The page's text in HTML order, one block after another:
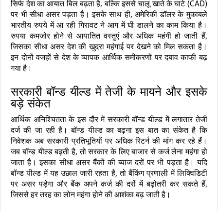
सिर्फ देश का आयात बिल बढ़ता है, बल्कि इससे चालू खाते के घाटे (CAD)
पर भी सीधा असर पड़ता है। इसके साथ ही, अमेरिकी डॉलर के मुकाबले
भारतीय रुपये में आ रही गिरावट ने आग में घी डालने का काम किया है।
रुपया कमजोर होने से आयातित वस्तुएं और अधिक महंगी हो जाती हैं,
जिसका सीधा असर देश की खुदरा महंगाई पर देखने को मिल सकता है।
इन दोनों वजहों से देश के व्यापक आर्थिक समीकरणों पर दबाव काफी बढ़
गया है।
सरकारी बॉन्ड यील्ड में तेजी के मायने और इसके
बड़े संकेत
आर्थिक अनिश्चितता के इस दौर में सरकारी बॉन्ड यील्ड में लगातार तेजी
दर्ज की जा रही है। बॉन्ड यील्ड का बढ़ना इस बात का संकेत है कि
निवेशक अब सरकारी प्रतिभूतियों पर अधिक रिटर्न की मांग कर रहे हैं।
जब बॉन्ड यील्ड बढ़ती है, तो सरकार के लिए बाजार से कर्ज लेना महंगा हो
जाता है। इसका सीधा असर बैंकों की ब्याज दरों पर भी पड़ता है। यदि
बॉन्ड यील्ड में यह उछाल जारी रहता है, तो बैंकिंग प्रणाली में लिक्विडिटी
पर असर पड़ेगा और बैंक अपने कर्ज की दरों में बढ़ोतरी कर सकते हैं,
जिससे हर तरह का लोन महंगा होने की आशंका बढ़ जाती है।